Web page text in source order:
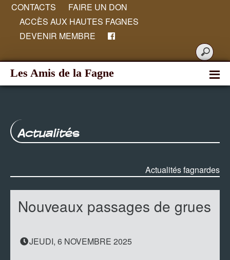
CONTACTS
FAIRE UN DON
ACCÈS AUX HAUTES FAGNES
DEVENIR MEMBRE
Les Amis de la Fagne
Actualités
Actualités fagnardes
Nouveaux passages de grues
JEUDI, 6 NOVEMBRE 2025